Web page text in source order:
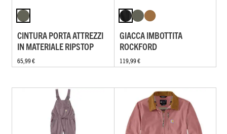
CINTURA PORTA ATTREZZI
IN MATERIALE RIPSTOP
65,99 €
GIACCA IMBOTTITA
ROCKFORD
119,99 €